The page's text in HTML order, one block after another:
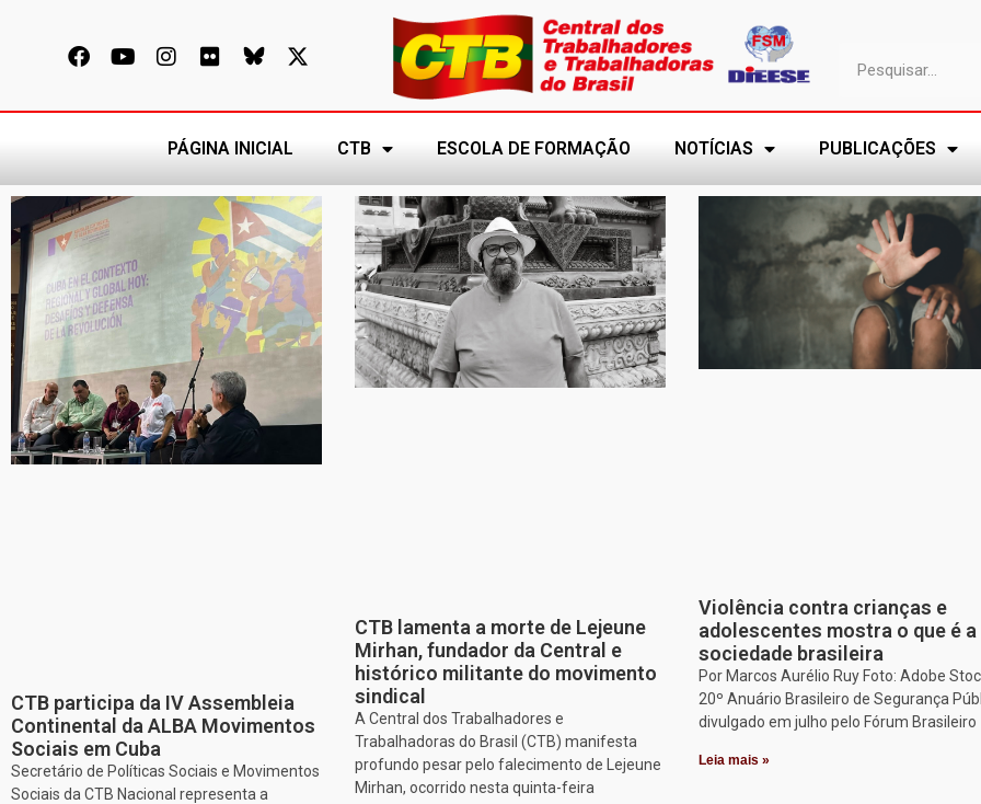
PÁGINA INICIAL CTB ESCOLA DE FORMAÇÃO NOTÍCIAS PUBLICAÇÕES
CTB participa da IV Assembleia
Continental da ALBA Movimentos
Sociais em Cuba
Secretário de Políticas Sociais e Movimentos
Sociais da CTB Nacional representa a
CTB lamenta a morte de Lejeune
Mirhan, fundador da Central e
histórico militante do movimento
sindical
A Central dos Trabalhadores e
Trabalhadoras do Brasil (CTB) manifesta
profundo pesar pelo falecimento de Lejeune
Mirhan, ocorrido nesta quinta-feira
Violência contra crianças e
adolescentes mostra o que é a
sociedade brasileira
Por Marcos Aurélio Ruy Foto: Adobe
20º Anuário Brasileiro de Segurança
divulgado em julho pelo Fórum Brasileiro
Leia mais »